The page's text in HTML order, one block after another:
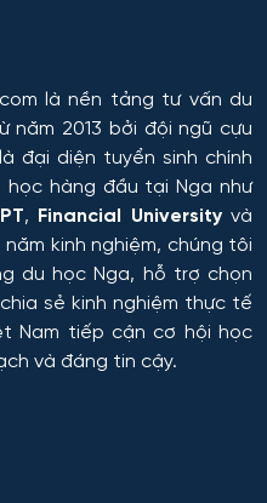
là nền tảng tư vấn du
năm 2013 bởi đội ngũ cựu
đại diện tuyển sinh chính
hàng đầu tại Nga như
, Financial Universityvà
kinh nghiệm, chúng tôi
du học Nga, hỗ trợ chọn
sẻ kinh nghiệm thực tế
Nam tiếp cận cơ hội học
và đáng tin cậy.